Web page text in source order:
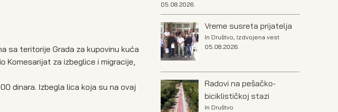
sa teritorije Grada za kupovinu kuća
Komesarijat za izbeglice i migracije,
dinara. Izbegla lica koja su na ovaj
05.08.2026.
Vreme susreta prijatelja
In Društvo, Izdvojena vest
05.08.2026.
Radovi na pešačko-
biciklističkoj stazi
In Društvo